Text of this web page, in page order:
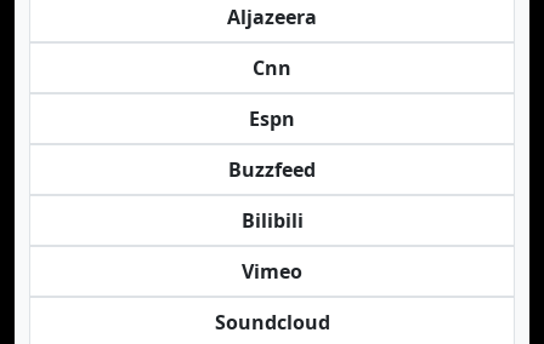
Aljazeera
Cnn
Espn
Buzzfeed
Bilibili
Vimeo
Soundcloud